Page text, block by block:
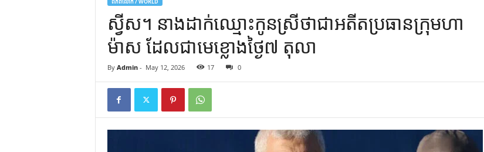
ស្វីស។ នាង​ដាក់​ឈ្មោះ​កូន​ស្រី​ថា​ជា​អតីត​ប្រធាន​ក្រុម​ហា
ម៉ាស ដែល​ជា​មេខ្លោង​ថ្ងៃ​៧ តុលា
By Admin- May 12, 2026 17 0